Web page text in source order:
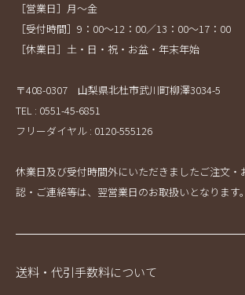
［営業日］月～金
［受付時間］9：00～12：00／13：00～17：00
［休業日］土・日・祝・お盆・年末年始
〒408-0307 山梨県北杜市武川町柳澤3034-5
TEL : 0551-45-6851
フリーダイヤル : 0120-555126
休業日及び受付時間外にいただきましたご注文・
認・ご連絡等は、翌営業日のお取扱いとなります。
送料・代引手数料について